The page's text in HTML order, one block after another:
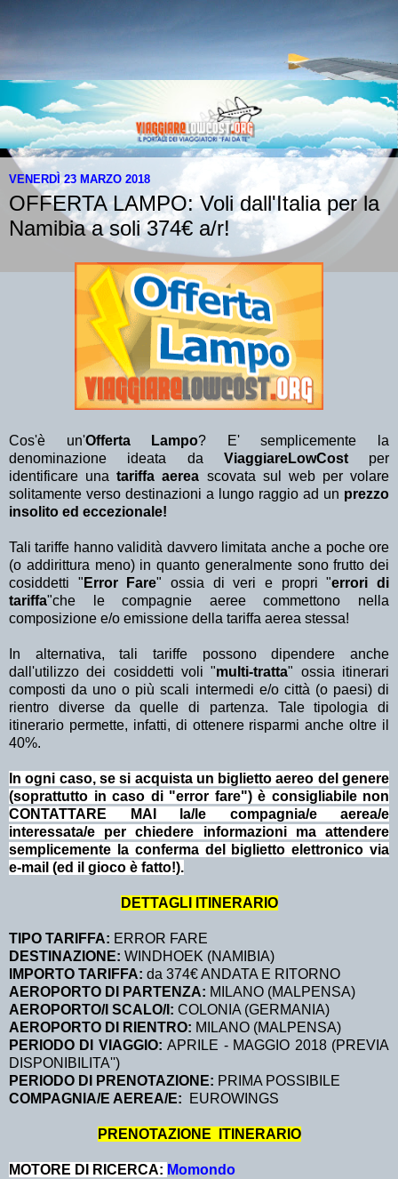
VENERDÌ 23 MARZO 2018
OFFERTA LAMPO: Voli dall'Italia per la
Namibia a soli 374€ a/r!
Cos'è un'Offerta Lampo? E' semplicemente la
denominazione ideata da ViaggiareLowCostper
identificare unatariffa aerea scovata sul web per volare
solitamente verso destinazioni a lungo raggio ad un prezzo
insolito ed eccezionale!
Tali tariffe hanno validità davvero limitata anche a poche ore
(o addirittura meno) in quanto generalmente sono frutto dei
cosiddetti " Error Fare" ossia di veri e propri "errori di
tariffa"che le compagnie aeree commettono nella
composizione e/o emissione della tariffa aerea stessa!
In alternativa, tali tariffe possono dipendere anche
dall'utilizzo dei cosiddetti voli "multi-tratta" ossia itinerari
composti da uno o più scali intermedi e/o città (o paesi) di
rientro diverse da quelle di partenza. Tale tipologia di
itinerario permette, infatti, di ottenere risparmi anche oltre il
40%.
In ogni caso, se si acquista un biglietto aereo del genere
(soprattutto in caso di "error fare") è consigliabile non
CONTATTARE MAI la/le compagnia/e aerea/e
interessata/e per chiedere informazioni ma attendere
semplicemente la conferma del biglietto elettronico via
e-mail (ed il gioco è fatto!).
DETTAGLI ITINERARIO
TIPO TARIFFA: ERROR FARE
DESTINAZIONE: WINDHOEK (NAMIBIA)
IMPORTO TARIFFA: da 374€ ANDATA E RITORNO
AEROPORTO DI PARTENZA: MILANO (MALPENSA)
AEROPORTO/I SCALO/I: COLONIA (GERMANIA)
AEROPORTO DI RIENTRO: MILANO (MALPENSA)
PERIODO DI VIAGGIO:APRILE - MAGGIO 2018 (PREVIA
DISPONIBILITA'')
PERIODO DI PRENOTAZIONE: PRIMA POSSIBILE
COMPAGNIA/E AEREA/E:
EUROWINGS
PRENOTAZIONE ITINERARIO
MOTORE DI RICERCA: Momondo